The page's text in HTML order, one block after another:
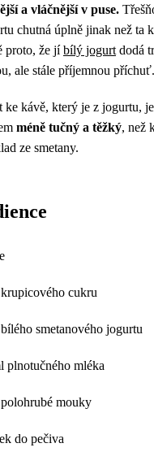
a vláčnější v puse.
chutná úplně jinak než ta
proto, že jíbílý jogurt dodá
ale stále příjemnou příchuť.
ke kávě, který je z jogurtu,
méně tučný a těžký, než
ze smetany.
cukru
smetanového jogurtu
plnotučného mléka
mouky
do pečiva